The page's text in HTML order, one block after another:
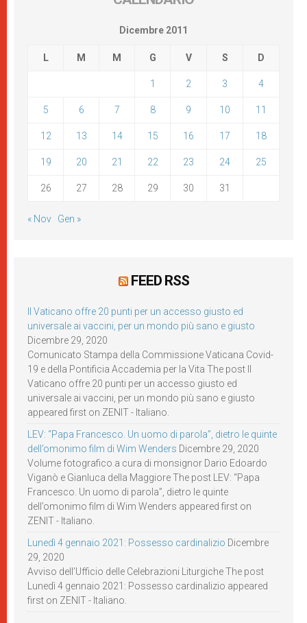
Dicembre 2011
L M M G V S D
1 2 3 4
5 6 7 8 9 10 11
12 13 14 15 16 17 18
19 20 21 22 23 24 25
26 27 28 29 30 31
« Nov Gen »
FEED RSS
Il Vaticano offre 20 punti per un accesso giusto ed
universale ai vaccini, per un mondo più sano e giusto
Dicembre 29, 2020
Comunicato Stampa della Commissione Vaticana Covid-
19 e della Pontificia Accademia per la Vita The post Il
Vaticano offre 20 punti per un accesso giusto ed
universale ai vaccini, per un mondo più sano e giusto
appeared first on ZENIT - Italiano.
LEV: “Papa Francesco. Un uomo di parola”, dietro le quinte
dell’omonimo film di Wim Wenders Dicembre 29, 2020
Volume fotografico a cura di monsignor Dario Edoardo
Viganò e Gianluca della Maggiore The post LEV: “Papa
Francesco. Un uomo di parola”, dietro le quinte
dell’omonimo film di Wim Wenders appeared first on
ZENIT - Italiano.
Lunedì 4 gennaio 2021: Possesso cardinalizio Dicembre
29, 2020
Avviso dell’Ufficio delle Celebrazioni Liturgiche The post
Lunedì 4 gennaio 2021: Possesso cardinalizio appeared
first on ZENIT - Italiano.